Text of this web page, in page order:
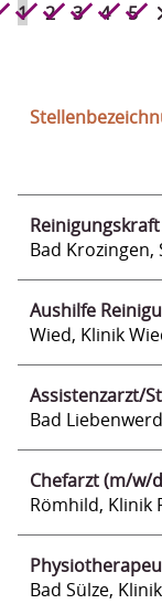
1 2 3 4 5
Bad Krozingen,
Aushilfe
Wied, Klinik
Assistenzarzt/
Bad
Chefarzt (m/w/
Römhild, Klinik
Bad Sülze,